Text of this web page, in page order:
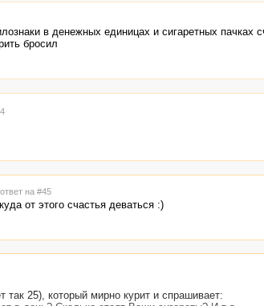
в денежных единицах и сигаретных пачках
бросил
на #45
от этого счастья деваться :)
25), который мирно курит и спрашивает: